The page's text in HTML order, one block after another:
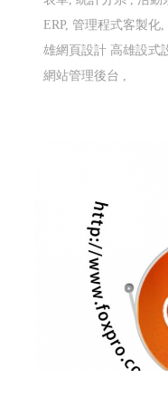
ERP, 管理程式客製
雄網頁設計 高雄設式
網站管理後台 ,